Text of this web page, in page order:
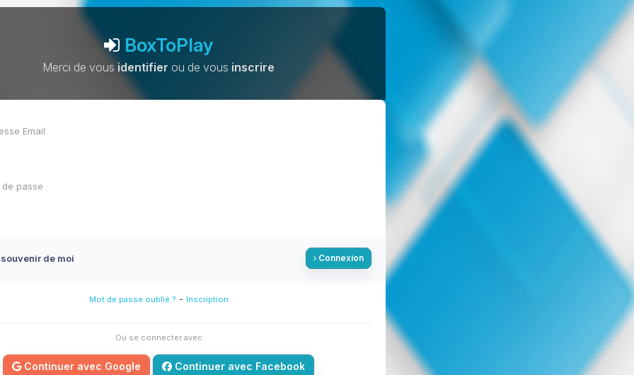
BoxToPlay
Merci de vousidentifier ou de vous inscrire
de moi Connexion
Mot de passe oublié ? - Inscription
Ou se connecter avec
Continuer avec Google Continuer avec Facebook